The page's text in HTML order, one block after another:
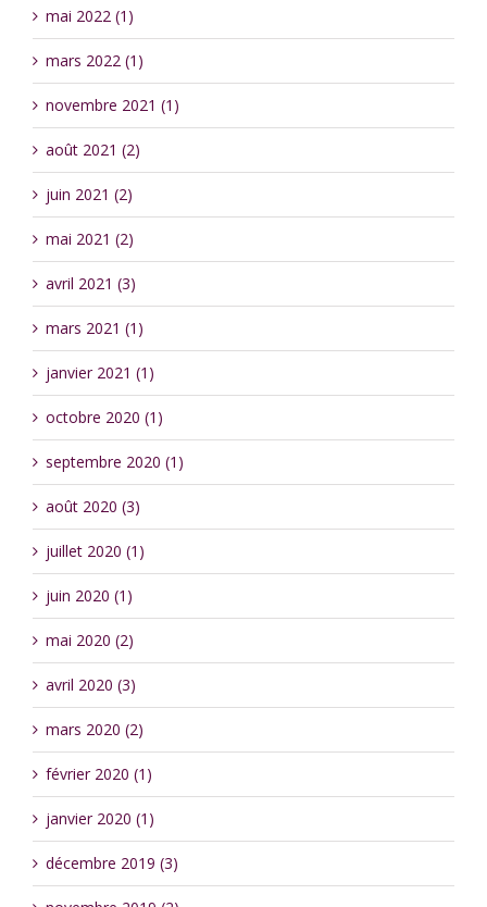
mai 2022 (1)
mars 2022 (1)
novembre 2021 (1)
août 2021 (2)
juin 2021 (2)
mai 2021 (2)
avril 2021 (3)
mars 2021 (1)
janvier 2021 (1)
octobre 2020 (1)
septembre 2020 (1)
août 2020 (3)
juillet 2020 (1)
juin 2020 (1)
mai 2020 (2)
avril 2020 (3)
mars 2020 (2)
février 2020 (1)
janvier 2020 (1)
décembre 2019 (3)